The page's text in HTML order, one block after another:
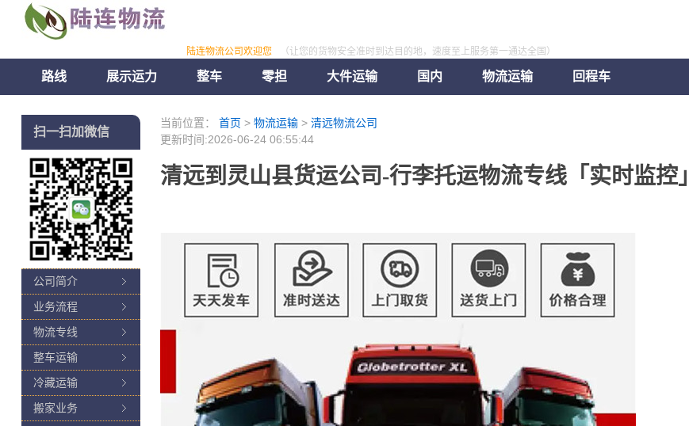
陆连物流公司欢迎您 （让您的货物安全准时到达目的地，速度至上服务第一通达全国）
路线 展示运力 整车 零担 大件运输 国内 物流运输 回程车
当前位置： 首页 > 物流运输> 清远物流公司
更新时间:2026-06-24 06:55:44
清远到灵山县货运公司-行李托运物流专线「实时监控」
扫一扫加微信
公司简介
业务流程
物流专线
整车运输
冷藏运输
搬家业务